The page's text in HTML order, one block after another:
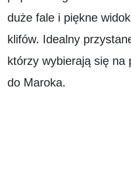
duże fale i piękne
klifów. Idealny
którzy wybierają się na
do Maroka.